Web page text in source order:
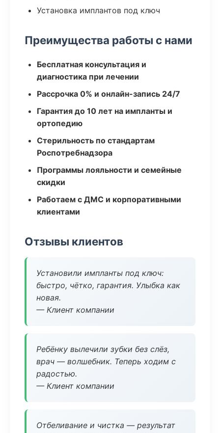
Установка имплантов под ключ
Преимущества работы с нами
Бесплатная консультация и
диагностика при лечении
Рассрочка 0% и онлайн-запись 24/7
Гарантия до 10 лет на импланты и
ортопедию
Стерильность по стандартам
Роспотребнадзора
Программы лояльности и семейные
скидки
Работаем с ДМС и корпоративными
клиентами
Отзывы клиентов
Установили импланты под ключ:
быстро, чётко, гарантия. Улыбка как
новая.
— Клиент компании
Ребёнку вылечили зубки без слёз,
врач — волшебник. Теперь ходим с
радостью.
— Клиент компании
Отбеливание и чистка — результат